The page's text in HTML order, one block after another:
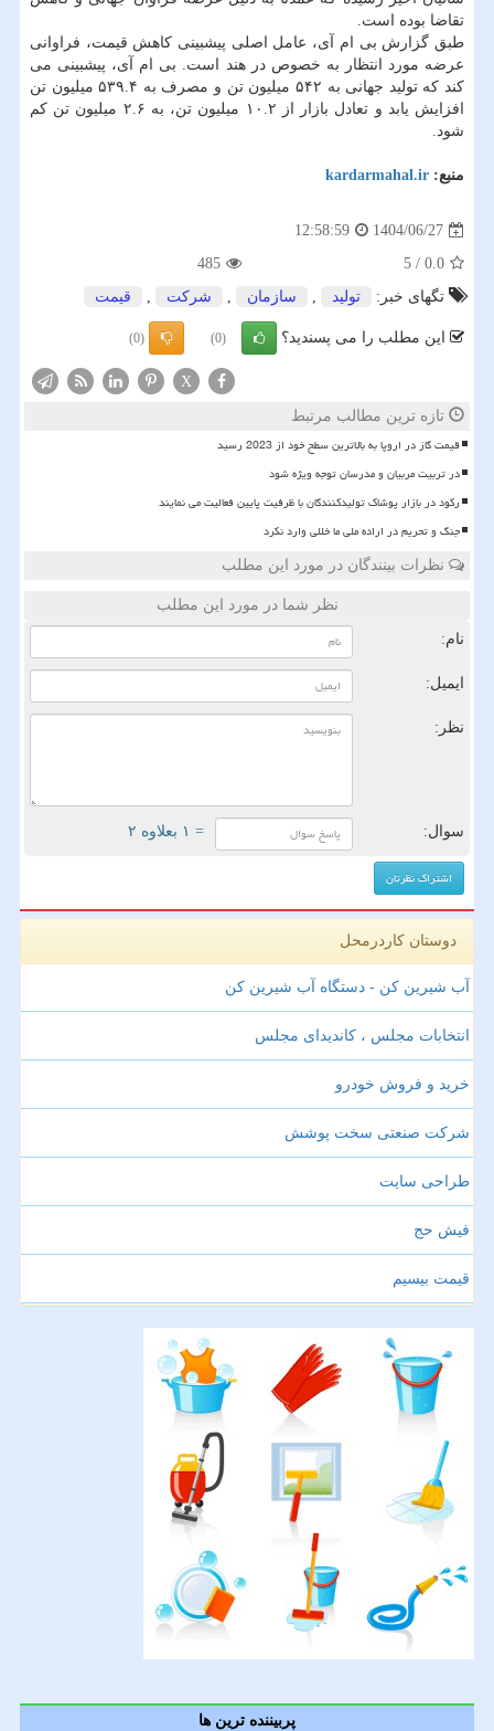
تقاضا بوده است.
طبق گزارش بی ام آی، عامل اصلی پیشبینی کاهش قیمت، فراوانی
عرضه مورد انتظار به خصوص در هند است. بی ام آی، پیشبینی می
کند که تولید جهانی به ۵۴۲ میلیون تن و مصرف به ۵۳۹.۴ میلیون تن
افزایش یابد و تعادل بازار از ۱۰.۲ میلیون تن، به ۲.۶ میلیون تن کم
شود.
منبع: kardarmahal.ir
1404/06/27
12:58:59
0.0
/
5
485
تگهای خبر:
تولید , سازمان , شركت , قیمت
این مطلب را می پسندید؟ (0)
(0)
X
تازه ترین مطالب مرتبط
قیمت گاز در اروپا به بالاترین سطح خود از 2023 رسید
در تربیت مربیان و مدرسان توجه ویژه شود
رکود در بازار پوشاک تولیدکنندگان با ظرفیت پایین فعالیت می نمایند
جنگ و تحریم در اراده ملی ما خللی وارد نکرد
نظرات بینندگان در مورد این مطلب
نظر شما در مورد این مطلب
نام:
ایمیل:
نظر:
سوال: = ۱ بعلاوه ۲
دوستان کاردرمحل
آب شیرین کن - دستگاه آب شیرین کن
انتخابات مجلس ، کاندیدای مجلس
خرید و فروش خودرو
شرکت صنعتی سخت پوشش
طراحی سایت
فیش حج
قیمت بیسیم
پربیننده ترین ها